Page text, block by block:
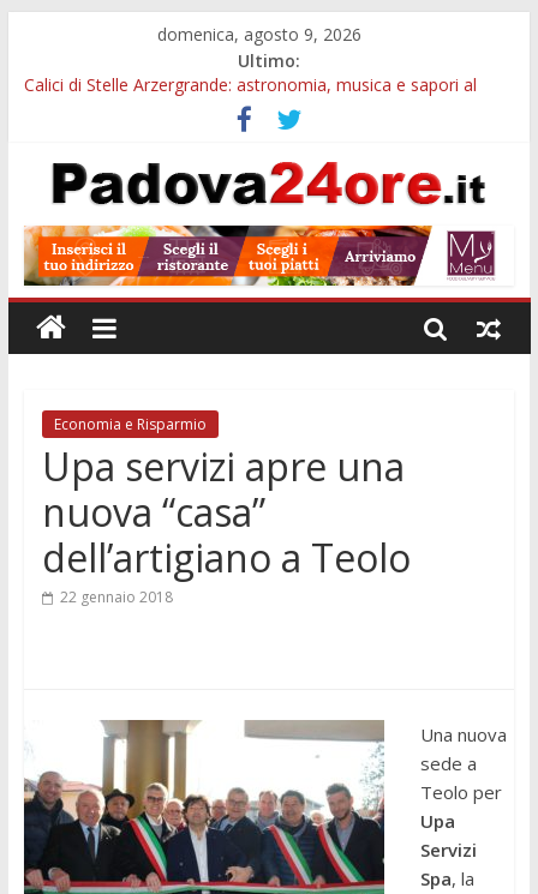
domenica, agosto 9, 2026
Ultimo:
Calici di Stelle Arzergrande: astronomia, musica e sapori al
Campo San Martino, il Museo della civiltà contadina apre gratis
durante la sagra
Notizie di Padova alle ore 10: Notte del Volo sold out, Tribano
Teatro per famiglie a Loreggia, la Bella Addormentata arriva
sul palco domenica sera
Restauro 2026, chiuse le domande: 2,5 milioni per formare
nuove competenze in Veneto
Economia e Risparmio
Upa servizi apre una
nuova “casa”
dell’artigiano a Teolo
22 gennaio 2018
Una nuova
sede a
Teolo per
Upa
Servizi
Spa, la